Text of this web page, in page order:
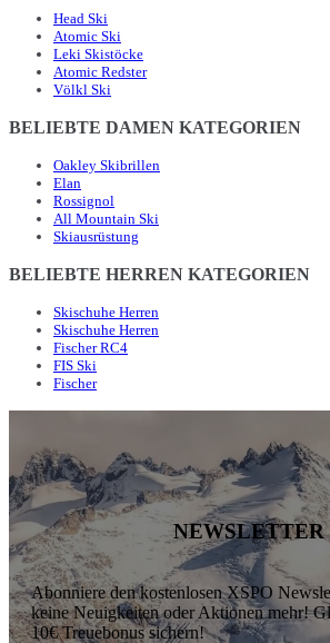
Head Ski
Atomic Ski
Leki Skistöcke
Atomic Redster
Völkl Ski
BELIEBTE DAMEN KATEGORIEN
Oakley Skibrillen
Elan
Rossignol
All Mountain Ski
Skiausrüstung
BELIEBTE HERREN KATEGORIEN
Skischuhe Herren
Skischuhe Herren
Fischer RC4
FIS Ski
Fischer
NEWSLETTER
Abonniere den kostenlosen XSPO
keine Neuigkeiten oder Aktionen mehr!
10€ Treuebonus sichern!